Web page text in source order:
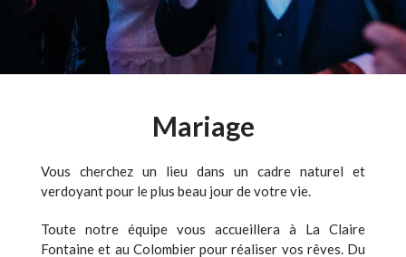
Mariage
Vous cherchez un lieu dans un cadre naturel et
verdoyant pour le plus beau jour de votre vie.
Toute notre équipe vous accueillera à La Claire
Fontaine et au Colombier pour réaliser vos rêves. Du